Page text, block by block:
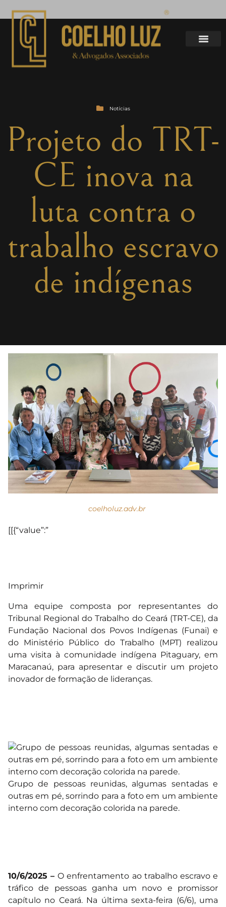
Notícias
Projeto do TRT-
CE inova na
luta contra o
trabalho escravo
de indígenas
coelholuz.adv.br
[[{“value”:”
Imprimir
Uma equipe composta por representantes do
Tribunal Regional do Trabalho do Ceará (TRT-CE), da
Fundação Nacional dos Povos Indígenas (Funai) e
do Ministério Público do Trabalho (MPT) realizou
uma visita à comunidade indígena Pitaguary, em
Maracanaú, para apresentar e discutir um projeto
inovador de formação de lideranças.
Grupo de pessoas reunidas, algumas sentadas e
outras em pé, sorrindo para a foto em um ambiente
interno com decoração colorida na parede.
10/6/2025 –O enfrentamento ao trabalho escravo e
tráfico de pessoas ganha um novo e promissor
capítulo no Ceará. Na última sexta-feira (6/6), uma